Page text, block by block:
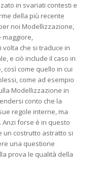
in svariati contesti e
della più recente
noi Modellizzazione,
volta che si traduce in
e ciò include il caso in
così come quello in cui
come ad esempio
Modellizzazione in
conto che la
regole interne, ma
forse è in questo
un costrutto astratto si
una questione
prova le qualità della